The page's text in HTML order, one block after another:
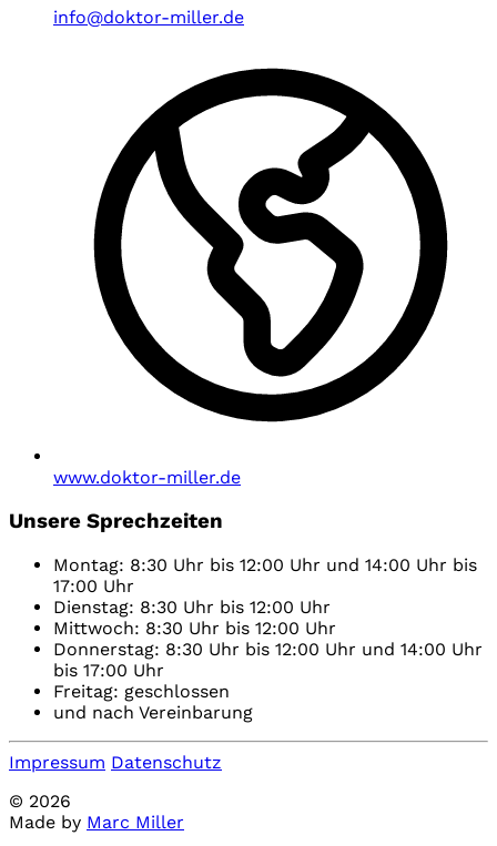
info@doktor-miller.de
www.doktor-miller.de
Unsere Sprechzeiten
Montag: 8:30 Uhr bis 12:00 Uhr und 14:00 Uhr bis
17:00 Uhr
Dienstag: 8:30 Uhr bis 12:00 Uhr
Mittwoch: 8:30 Uhr bis 12:00 Uhr
Donnerstag: 8:30 Uhr bis 12:00 Uhr und 14:00 Uhr
bis 17:00 Uhr
Freitag: geschlossen
und nach Vereinbarung
Impressum Datenschutz
© 2026
Made by Marc Miller